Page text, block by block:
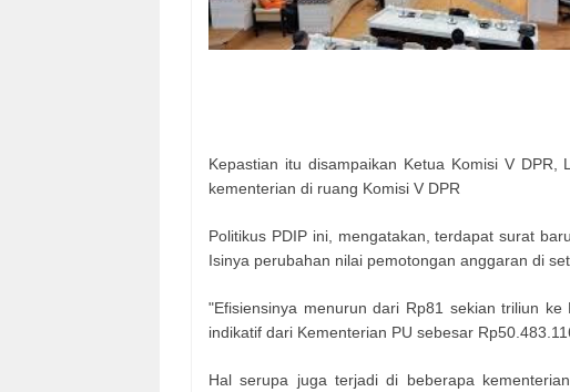
Kepastian itu disampaikan Ketua Komisi V
kementerian di ruang Komisi V DPR
Politikus PDIP ini, mengatakan, terdapat surat
Isinya perubahan nilai pemotongan anggaran di
"Efisiensinya menurun dari Rp81 sekian triliun
indikatif dari Kementerian PU sebesar
Hal serupa juga terjadi di beberapa